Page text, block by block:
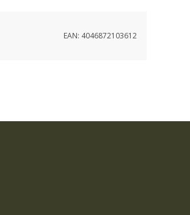
EAN: 4046872103612